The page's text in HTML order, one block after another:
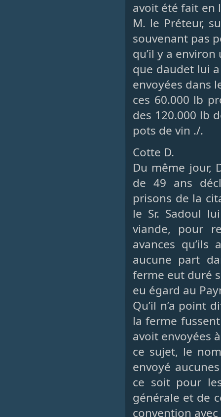
avoit été fait en
M. le Préteur,
souvenant pas
qu’il y a
que daudet lui
envoyées dans
ces 60.000 lb
des 120.000 lb
pots de vin ./.
Cotte D.
Du même jour,
de 49 ans
prisons de la
le Sr. Sadoul
viande, pour
avances
aucune part
ferme eut duré
eu égard au
Qu’il n’a point
la ferme
avoit envoyées
ce sujet, le
envoyé
ce soit pour
générale et de
convention